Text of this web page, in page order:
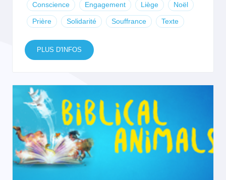
Conscience Engagement Liège Noël
Prière Solidarité Souffrance Texte
PLUS D'INFOS